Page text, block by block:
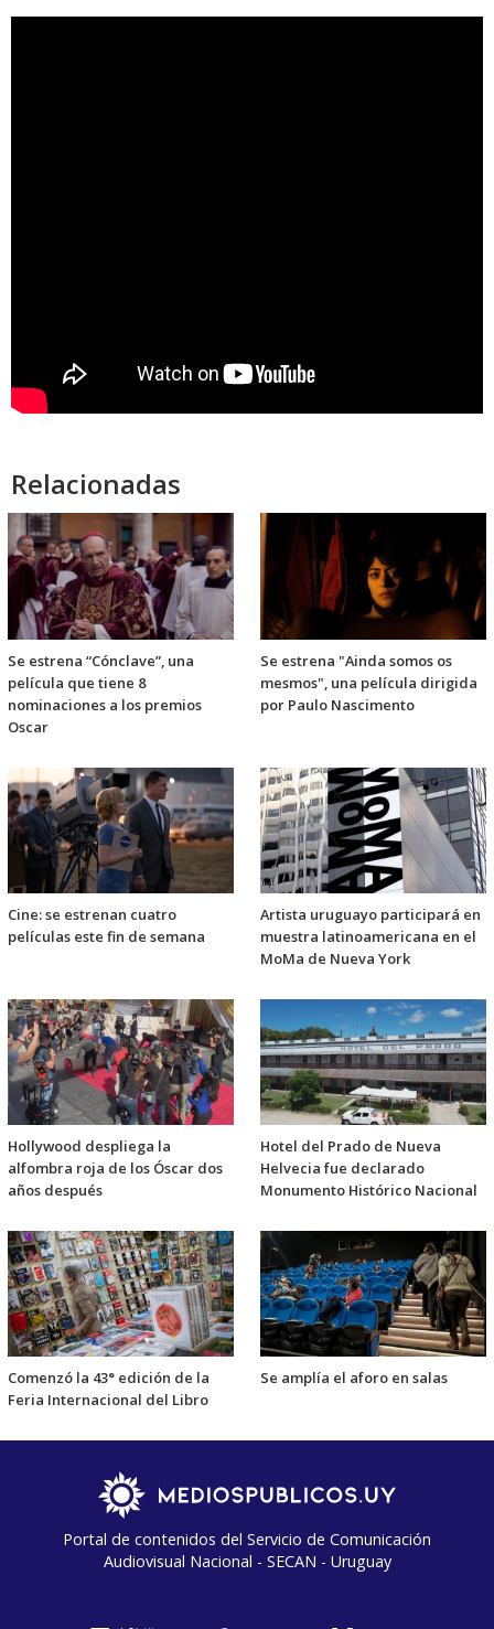
Relacionadas
Se estrena “Cónclave”, una
película que tiene 8
nominaciones a los premios
Oscar
Se estrena "Ainda somos os
mesmos", una película dirigida
por Paulo Nascimento
Cine: se estrenan cuatro
películas este fin de semana
Artista uruguayo participará en
muestra latinoamericana en el
MoMa de Nueva York
Hollywood despliega la
alfombra roja de los Óscar dos
años después
Hotel del Prado de Nueva
Helvecia fue declarado
Monumento Histórico Nacional
Comenzó la 43° edición de la
Feria Internacional del Libro
Se amplía el aforo en salas
Portal de contenidos del Servicio de Comunicación
Audiovisual Nacional - SECAN - Uruguay